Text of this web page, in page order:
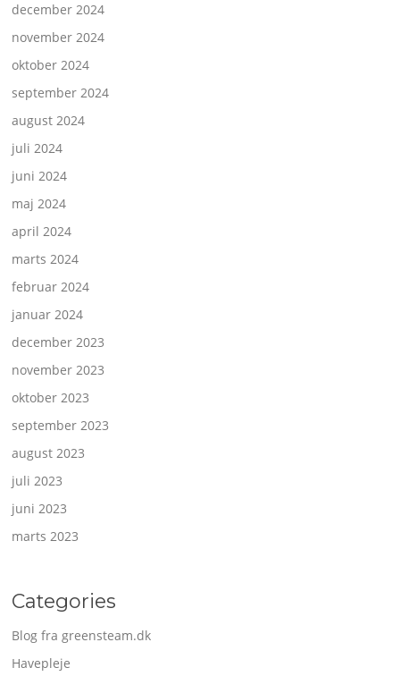
december 2024
november 2024
oktober 2024
september 2024
august 2024
juli 2024
juni 2024
maj 2024
april 2024
marts 2024
februar 2024
januar 2024
december 2023
november 2023
oktober 2023
september 2023
august 2023
juli 2023
juni 2023
marts 2023
Categories
Blog fra greensteam.dk
Havepleje